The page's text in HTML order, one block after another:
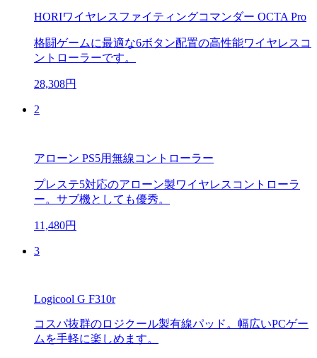
HORIワイヤレスファイティングコマンダー OCTA Pro
格闘ゲームに最適な6ボタン配置の高性能ワイヤレスコ
ントローラーです。
28,308円
2
アローン PS5用無線コントローラー
プレステ5対応のアローン製ワイヤレスコントローラ
ー。サブ機としても優秀。
11,480円
3
Logicool G F310r
コスパ抜群のロジクール製有線パッド。幅広いPCゲー
ムを手軽に楽しめます。